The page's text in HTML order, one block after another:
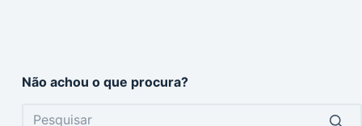
Não achou o que procura?